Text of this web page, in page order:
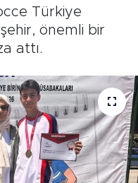
Türkiye
önemli bir
attı.